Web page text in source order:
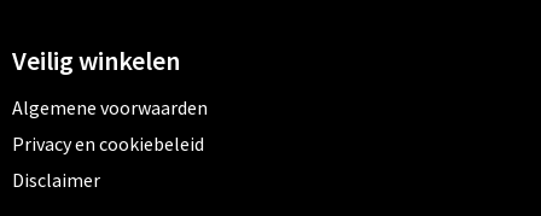
Veilig winkelen
Algemene voorwaarden
Privacy en cookiebeleid
Disclaimer